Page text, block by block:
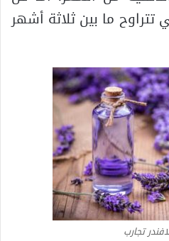
ما بين ثلاثة أشهر
تجارب